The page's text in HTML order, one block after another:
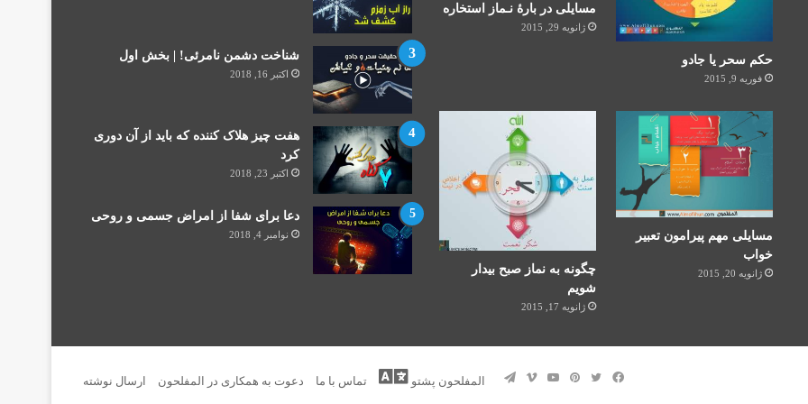
حکم سحر یا جادو
فوریه 9, 2015
مسایلی در بارۀ نـماز استخاره
ژانویه 29, 2015
مسایلی مهم پیرامون تعبیر
خواب
ژانویه 20, 2015
چگونه به نماز صبح بیدار
شویم
ژانویه 17, 2015
شناخت دشمن نامرئی! | بخش اول
اکتبر 16, 2018
هفت چیز هلاک کننده که باید از آن دوری
کرد
اکتبر 23, 2018
دعا برای شفا از امراض جسمی و روحی
نوامبر 4, 2018
المفلحون پشتو تماس با ما دعوت به همکاری در المفلحون ارسال نوشته
فیس توییتر ‫پین‌ترستیوتیوبویمیو تلگرام